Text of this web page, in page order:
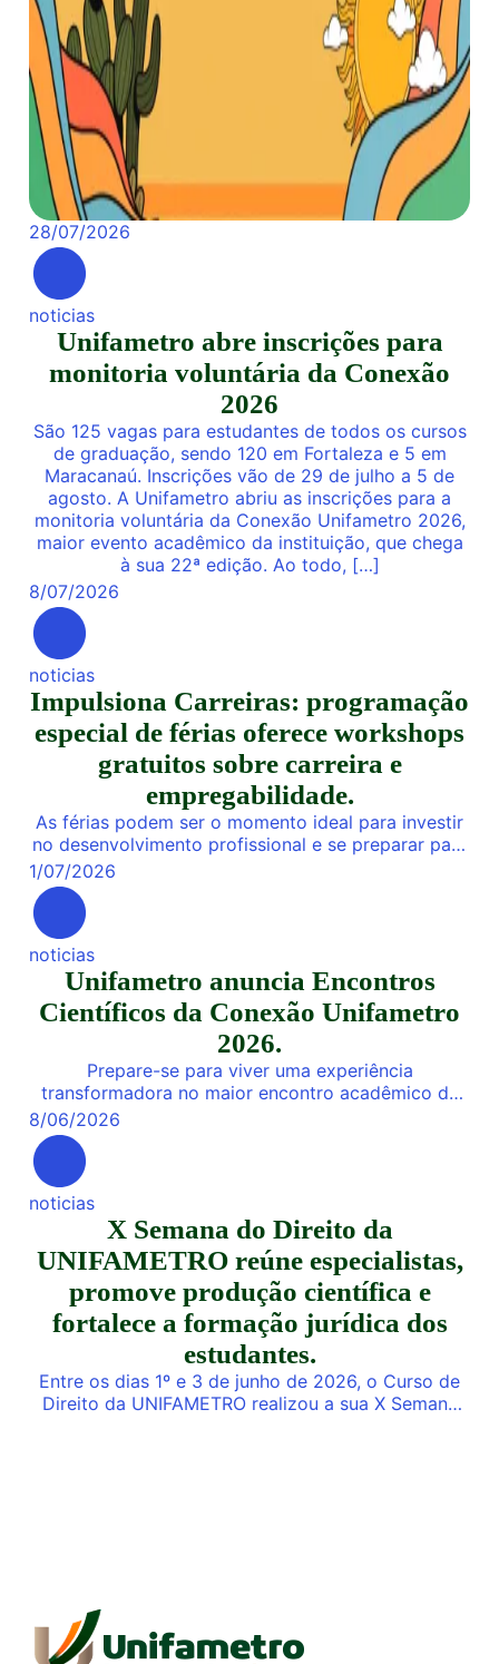
28/07/2026
noticias
Unifametro abre inscrições para
monitoria voluntária da Conexão
2026
São 125 vagas para estudantes de todos os cursos
de graduação, sendo 120 em Fortaleza e 5 em
Maracanaú. Inscrições vão de 29 de julho a 5 de
agosto. A Unifametro abriu as inscrições para a
monitoria voluntária da Conexão Unifametro 2026,
maior evento acadêmico da instituição, que chega
à sua 22ª edição. Ao todo, […]
8/07/2026
noticias
Impulsiona Carreiras: programação
especial de férias oferece workshops
gratuitos sobre carreira e
empregabilidade.
As férias podem ser o momento ideal para investir
no desenvolvimento profissional e se preparar para
novas oportunidades no mercado de trabalho.
Pensando nisso, a Unifametro Carreiras promoverá,
de 27 a 31 de julho, o Impulsiona Carreiras, uma
programação especial de férias composta por
workshops online e gratuitos voltados para alunos,
egressos e público interessado. […]
1/07/2026
noticias
Unifametro anuncia Encontros
Científicos da Conexão Unifametro
2026.
Prepare-se para viver uma experiência
transformadora no maior encontro acadêmico da
nossa instituição! De 03 a 05 de Novembro de
2026, a Unifametro abre suas portas para a
Conexão Unifametro 2026, um evento presencial
dedicado a fomentar a inovação, a troca de
vivências profissionais e a disseminação de
descobertas científicas. Com o propósito central
de […]
8/06/2026
noticias
X Semana do Direito da
UNIFAMETRO reúne especialistas,
promove produção científica e
fortalece a formação jurídica dos
estudantes.
Entre os dias 1º e 3 de junho de 2026, o Curso de
Direito da UNIFAMETRO realizou a sua X Semana